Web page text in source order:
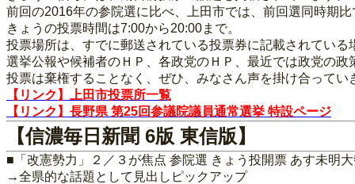
前回の2016年の参院選に比べ、上田市では、前回選同時期
きょうの投票時間は7:00から20:00まで。
投票場所は、すでに郵送されている投票券に記載されている
選挙公報や候補者のＨＰ、各政党のＨＰ、最近では政党の
投票は棄権することなく、ぜひ、みなさん声を掛け合ってい
【リンク】上田市投票所一覧
【リンク】長野県 第25回参議院議員通常選挙 特設ページ
【信濃毎日新聞 6版 東信版】
■「改憲勢力」２／３が焦点 参院選 きょう投開票 あす未明
→全県的な話題として見出しピックアップ